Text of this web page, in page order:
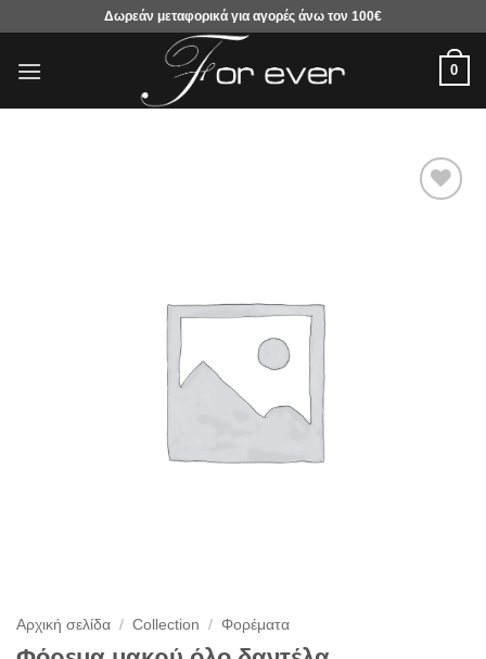
περιεχόμενο
Δωρεάν μεταφορικά για αγορές άνω τον 100€
0
Αρχική σελίδα / Collection / Φορέματα